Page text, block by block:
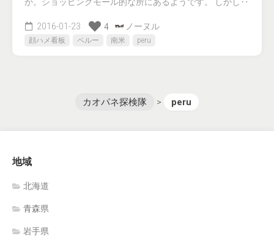
2016-01-23 4 ノーヌル
顔ハメ看板 ペルー 南米 peru
カオパネ探検隊 > peru
地域
北海道
青森県
岩手県